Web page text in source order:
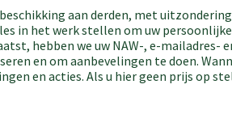
aan derden, met
in het werk stellen om uw
hebben we uw NAW-, e-
en om aanbevelingen te doen.
en acties. Als u hier geen prijs op